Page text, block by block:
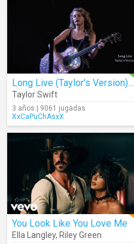
Long Live (Taylor's Version) (Lyrics)
Taylor Swift
3 años | 9061 jugadas
XxCaPuChAsxX
You Look Like You Love Me
Ella Langley, Riley Green